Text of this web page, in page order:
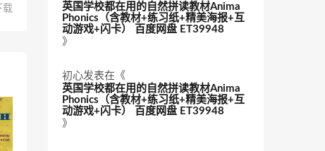
载
英国学校都在用的自然拼读教材Anima
Phonics（含教材+练习纸+精美海报+互
动游戏+闪卡） 百度网盘 ET39948
》
初心发表在《
英国学校都在用的自然拼读教材Anima
Phonics（含教材+练习纸+精美海报+互
动游戏+闪卡） 百度网盘 ET39948
》